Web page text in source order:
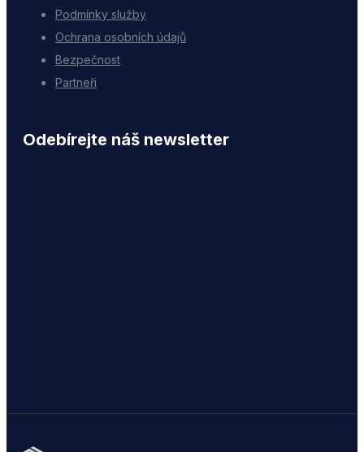
Podmínky služby
Ochrana osobních údajů
Bezpečnost
Partneři
Odebírejte náš newsletter